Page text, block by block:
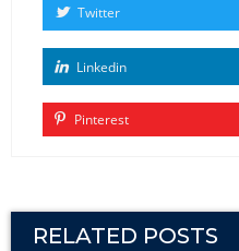
Twitter
Linkedin
Pinterest
RELATED POSTS